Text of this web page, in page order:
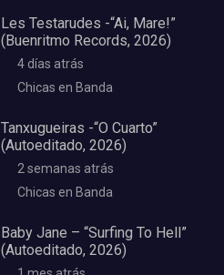
Les Testarudes -“Ai, Mare!”
(Buenritmo Records, 2026)
4 días atrás
Chicas en Banda
Tanxugueiras -“O Cuarto”
(Autoeditado, 2026)
2 semanas atrás
Chicas en Banda
Baby Jane – “Surfing To Hell”
(Autoeditado, 2026)